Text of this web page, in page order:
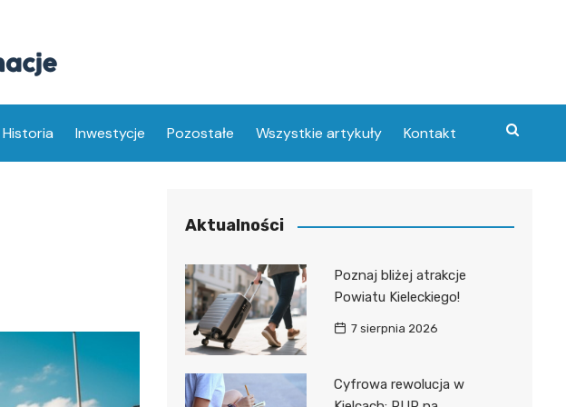
Historia Inwestycje Pozostałe Wszystkie artykuły Kontakt
Aktualności
Poznaj bliżej atrakcje
Powiatu Kieleckiego!
7 sierpnia 2026
Cyfrowa rewolucja w